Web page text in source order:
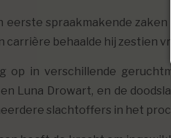
eerste spraakmakende
carrière behaalde hij zestien
op in verschillende
Luna Drowart, en de
slachtoffers in het